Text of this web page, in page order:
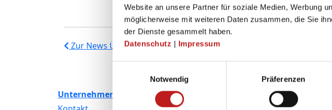
Website an unsere Partner für soziale Medien, Werbung
möglicherweise mit weiteren Daten zusammen, die Sie
der Dienste gesammelt haben.
Datenschutz | Impressum
Notwendig
Präferenzen
Zur News Übersicht
Unternehmen
Produkte
Lösungen